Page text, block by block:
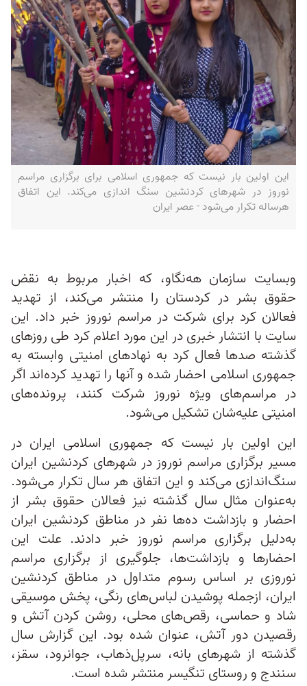
این اولین بار نیست که جمهوری اسلامی برای برگزاری مراسم
نوروز در شهرهای کردنشین سنگ اندازی می‌کند. این اتفاق
هرساله تکرار می‌شود - عصر ایران
وبسایت سازمان هه‌نگاو، که اخبار مربوط به نقض
حقوق بشر در کردستان را منتشر می‌کند، از تهدید
فعالان کرد برای شرکت در مراسم نوروز خبر داد. این
سایت با انتشار خبری در این مورد اعلام کرد طی روزهای
گذشته صدها فعال کرد به نهادهای امنیتی وابسته به
جمهوری اسلامی احضار شده و آنها را تهدید کرده‌اند اگر
در مراسم‌های ویژه نوروز شرکت کنند، پرونده‌های
امنیتی علیه‌شان تشکیل می‌شود.
این اولین بار نیست که جمهوری اسلامی ایران در
مسیر برگزاری مراسم نوروز در شهرهای کردنشین ایران
سنگ‌اندازی می‌کند و این اتفاق هر سال تکرار می‌شود.
به‌عنوان مثال سال گذشته نیز فعالان حقوق بشر از
احضار و بازداشت ده‌ها نفر در مناطق کردنشین ایران
به‌دلیل برگزاری مراسم نوروز خبر دادند. علت این
احضارها و بازداشت‌ها، جلوگیری از برگزاری مراسم
نوروزی بر اساس رسوم متداول در مناطق کردنشین
ایران، ازجمله پوشیدن لباس‌های رنگی، پخش موسیقی
شاد و حماسی، رقص‌های محلی، روشن کردن آتش و
رقصیدن دور آتش، عنوان شده بود. این گزارش سال
گذشته از شهرهای بانه، سرپل‌ذهاب، جوانرود، سقز،
سنندج و روستای تنگیسر منتشر شده است.